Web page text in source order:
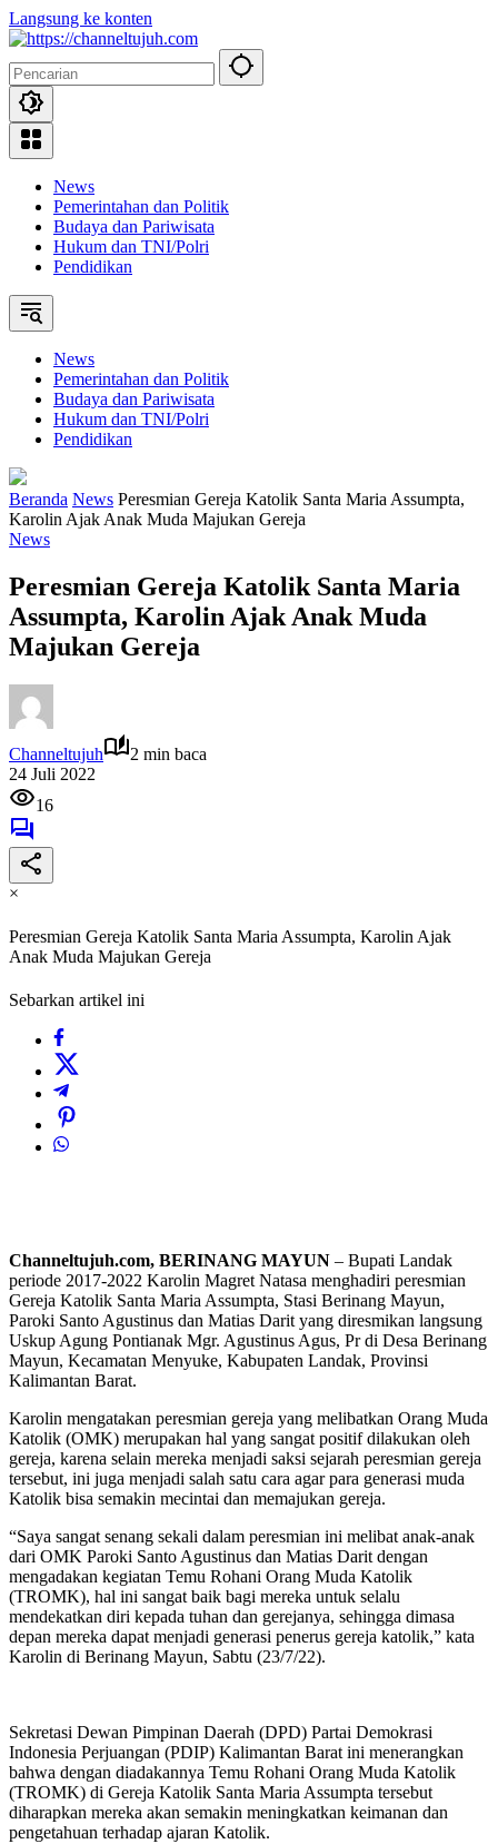
Langsung ke konten
News
Pemerintahan dan Politik
Budaya dan Pariwisata
Hukum dan TNI/Polri
Pendidikan
News
Pemerintahan dan Politik
Budaya dan Pariwisata
Hukum dan TNI/Polri
Pendidikan
Beranda News Peresmian Gereja Katolik Santa Maria Assumpta,
Karolin Ajak Anak Muda Majukan Gereja
News
Peresmian Gereja Katolik Santa Maria
Assumpta, Karolin Ajak Anak Muda
Majukan Gereja
Channeltujuh
2 min baca
24 Juli 2022
16
×
Peresmian Gereja Katolik Santa Maria Assumpta, Karolin Ajak
Anak Muda Majukan Gereja
Sebarkan artikel ini
Channeltujuh.com, BERINANG MAYUN – Bupati Landak
periode 2017-2022 Karolin Magret Natasa menghadiri peresmian
Gereja Katolik Santa Maria Assumpta, Stasi Berinang Mayun,
Paroki Santo Agustinus dan Matias Darit yang diresmikan langsung
Uskup Agung Pontianak Mgr. Agustinus Agus, Pr di Desa Berinang
Mayun, Kecamatan Menyuke, Kabupaten Landak, Provinsi
Kalimantan Barat.
Karolin mengatakan peresmian gereja yang melibatkan Orang Muda
Katolik (OMK) merupakan hal yang sangat positif dilakukan oleh
gereja, karena selain mereka menjadi saksi sejarah peresmian gereja
tersebut, ini juga menjadi salah satu cara agar para generasi muda
Katolik bisa semakin mecintai dan memajukan gereja.
“Saya sangat senang sekali dalam peresmian ini melibat anak-anak
dari OMK Paroki Santo Agustinus dan Matias Darit dengan
mengadakan kegiatan Temu Rohani Orang Muda Katolik
(TROMK), hal ini sangat baik bagi mereka untuk selalu
mendekatkan diri kepada tuhan dan gerejanya, sehingga dimasa
depan mereka dapat menjadi generasi penerus gereja katolik,” kata
Karolin di Berinang Mayun, Sabtu (23/7/22).
Sekretasi Dewan Pimpinan Daerah (DPD) Partai Demokrasi
Indonesia Perjuangan (PDIP) Kalimantan Barat ini menerangkan
bahwa dengan diadakannya Temu Rohani Orang Muda Katolik
(TROMK) di Gereja Katolik Santa Maria Assumpta tersebut
diharapkan mereka akan semakin meningkatkan keimanan dan
pengetahuan terhadap ajaran Katolik.